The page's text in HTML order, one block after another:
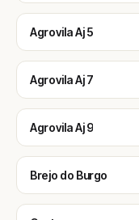
Agrovila Aj 5
Agrovila Aj 7
Agrovila Aj 9
Brejo do Burgo